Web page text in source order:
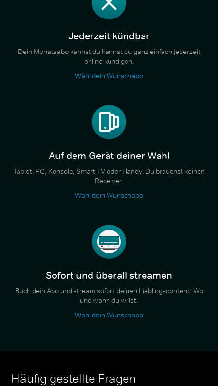
Jederzeit kündbar
Dein Monatsabo kannst du kannst du ganz einfach jederzeit
online kündigen.
Wähl dein Wunschabo
Auf dem Gerät deiner Wahl
Tablet, PC, Konsole, Smart TV oder Handy. Du brauchst keinen
Receiver.
Wähl dein Wunschabo
Sofort und überall streamen
Buch dein Abo und stream sofort deinen Lieblingscontent. Wo
und wann du willst.
Wähl dein Wunschabo
Häufig gestellte Fragen